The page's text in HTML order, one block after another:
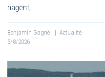
nagent,…
Benjamin Gagné | Actualité
5/8/2026